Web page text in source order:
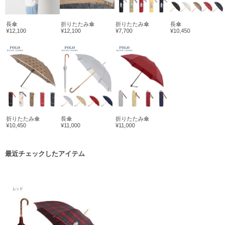
長傘
¥12,100
折りたたみ傘
¥12,100
折りたたみ傘
¥7,700
長傘
¥10,450
折りたたみ傘
¥10,450
長傘
¥11,000
折りたたみ傘
¥11,000
最近チェックしたアイテム